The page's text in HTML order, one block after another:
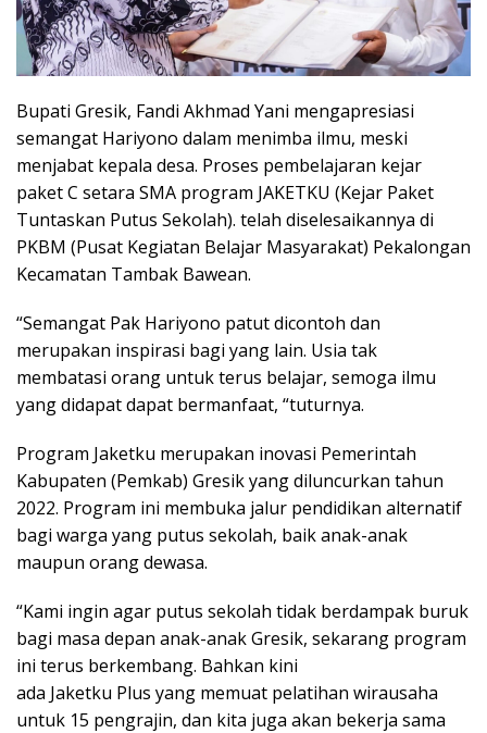
Bupati Gresik, Fandi Akhmad Yani mengapresiasi
semangat Hariyono dalam menimba ilmu, meski
menjabat kepala desa. Proses pembelajaran kejar
paket C setara SMA program JAKETKU (Kejar Paket
Tuntaskan Putus Sekolah). telah diselesaikannya di
PKBM (Pusat Kegiatan Belajar Masyarakat) Pekalongan
Kecamatan Tambak Bawean.
“Semangat Pak Hariyono patut dicontoh dan
merupakan inspirasi bagi yang lain. Usia tak
membatasi orang untuk terus belajar, semoga ilmu
yang didapat dapat bermanfaat, “tuturnya.
Program Jaketku merupakan inovasi Pemerintah
Kabupaten (Pemkab) Gresik yang diluncurkan tahun
2022. Program ini membuka jalur pendidikan alternatif
bagi warga yang putus sekolah, baik anak-anak
maupun orang dewasa.
“Kami ingin agar putus sekolah tidak berdampak buruk
bagi masa depan anak-anak Gresik, sekarang program
ini terus berkembang. Bahkan kini
ada Jaketku Plus yang memuat pelatihan wirausaha
untuk 15 pengrajin, dan kita juga akan bekerja sama